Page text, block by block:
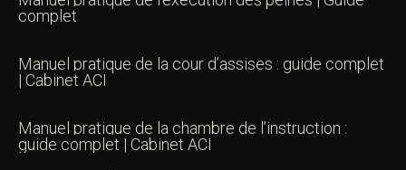
complet
Manuel pratique de la cour d’assises : guide complet
| Cabinet ACI
Manuel pratique de la chambre de l’instruction :
guide complet | Cabinet ACI